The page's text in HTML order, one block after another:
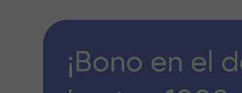
¡Bono en el